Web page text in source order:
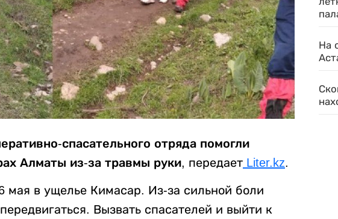
спасательного отряда помогли
Алматы из-за травмы руки, передает Liter.kz.
мая в ущелье Кимасар. Из-за сильной боли
Вызвать спасателей и выйти к
На